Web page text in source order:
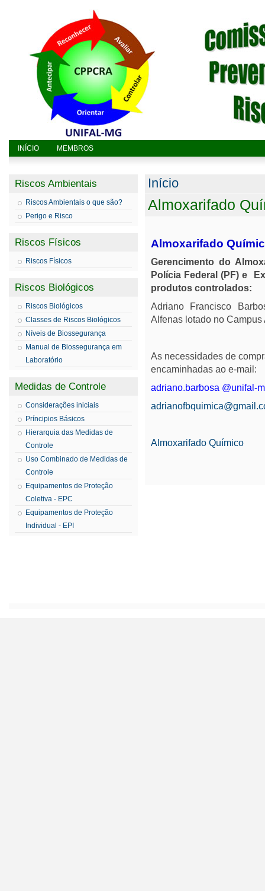
INÍCIO MEMBROS
Riscos Ambientais
Riscos Ambientais o que são?
Perigo e Risco
Riscos Físicos
Riscos Físicos
Riscos Biológicos
Riscos Biológicos
Classes de Riscos Biológicos
Níveis de Biossegurança
Manual de Biossegurança em
Laboratório
Medidas de Controle
Considerações iniciais
Príncipios Básicos
Hierarquia das Medidas de
Controle
Uso Combinado de Medidas de
Controle
Equipamentos de Proteção
Coletiva - EPC
Equipamentos de Proteção
Individual - EPI
Você está
Início
Almoxarifado
Almoxarifado
Gerencimento do
Polícia Federal (PF) e
produtos controlados:
Adriano Francisco
Alfenas lotado no
As necessidades de
encaminhadas ao e-mail:
adriano.barbosa @unifal-
Almoxarifado Químico